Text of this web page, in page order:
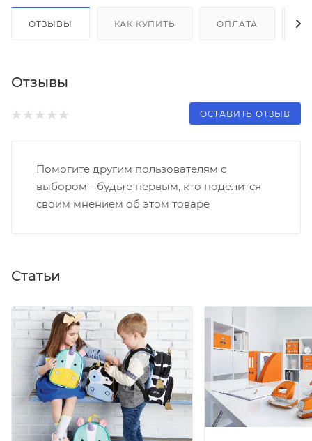
ОТЗЫВЫ КАК КУПИТЬ ОПЛАТА
Отзывы
ОСТАВИТЬ ОТЗЫВ
Помогите другим пользователям с
выбором - будьте первым, кто поделится
своим мнением об этом товаре
Статьи